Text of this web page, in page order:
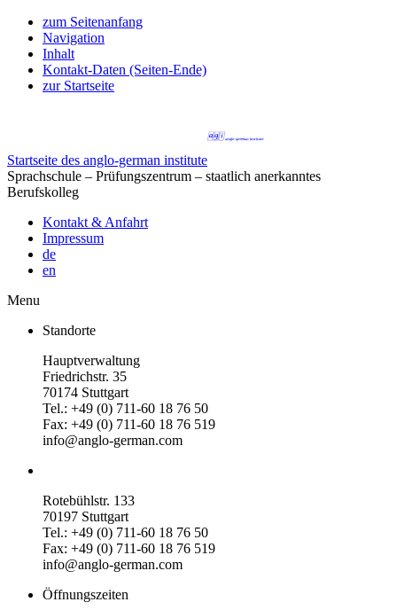
zum Seitenanfang
Navigation
Inhalt
Kontakt-Daten (Seiten-Ende)
zur Startseite
Startseite des anglo-german institute
Sprachschule – Prüfungszentrum – staatlich anerkanntes
Berufskolleg
Kontakt & Anfahrt
Impressum
de
en
Menu
Standorte
Hauptverwaltung
Friedrichstr. 35
70174 Stuttgart
Tel.: +49 (0) 711-60 18 76 50
Fax: +49 (0) 711-60 18 76 519
info@anglo-german.com
Rotebühlstr. 133
70197 Stuttgart
Tel.: +49 (0) 711-60 18 76 50
Fax: +49 (0) 711-60 18 76 519
info@anglo-german.com
Öffnungszeiten